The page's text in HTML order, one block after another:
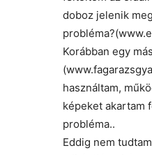
doboz jelenik
Korábban egy
használtam,
képeket akartam
probléma..
Eddig nem